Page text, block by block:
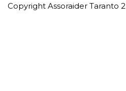
Copyright Assoraider Taranto 2